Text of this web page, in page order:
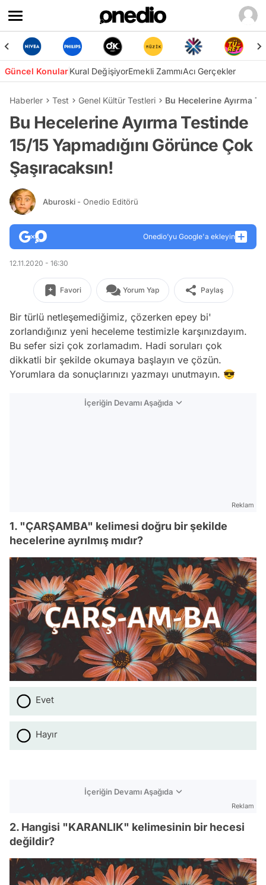
Güncel KonularKural DeğişiyorEmekli ZammıAcı Gerçekler
Haberler Test Genel Kültür Testleri Bu Hecelerine Ayırma
Bu Hecelerine Ayırma Testinde
15/15 Yapmadığını Görünce Çok
Şaşıracaksın!
Aburoski - Onedio Editörü
Onedio’yu Google'a ekleyin
12.11.2020 - 16:30
Favori Yorum Yap Paylaş
Bir türlü netleşemediğimiz, çözerken epey bi'
zorlandığınız yeni heceleme testimizle karşınızdayım.
Bu sefer sizi çok zorlamadım. Hadi soruları çok
dikkatli bir şekilde okumaya başlayın ve çözün.
Yorumlara da sonuçlarınızı yazmayı unutmayın. 😎
İçeriğin Devamı Aşağıda
Reklam
1. "ÇARŞAMBA" kelimesi doğru bir şekilde
hecelerine ayrılmış mıdır?
Evet
Hayır
İçeriğin Devamı Aşağıda
Reklam
2. Hangisi "KARANLIK" kelimesinin bir hecesi
değildir?